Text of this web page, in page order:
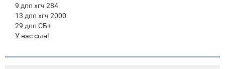
9 дпп хгч 284
13 дпп хгч 2000
29 дпп СБ+
У нас сын!